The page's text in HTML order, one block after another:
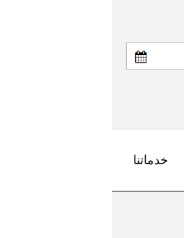
خدماتنا